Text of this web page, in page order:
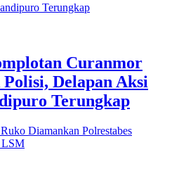
Curanmor
Delapan Aksi
Terungkap